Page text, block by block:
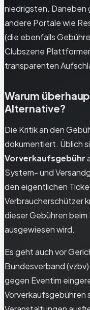
niedrigsten. Daneben
andere Portale wie
(die ebenfalls
Clubszene
transparenten
Warum
Alternative?
Die Kritik an den
dokumentiert. Üblich
Vorverkaufsgebühr
System- und
den eigentlichen
Verbraucherschützer
dieser Gebühren
ausgewiesen wird.
Es geht auch vor
Bundesverband
gegen Eventim
Vorverkaufsgebühren